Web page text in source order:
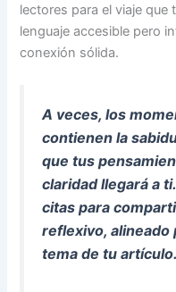
lectores para el viaje
lenguaje accesible pero
conexión sólida.
A veces, los
contienen la
que tus
claridad llegará a
citas para
reflexivo,
tema de tu artículo.